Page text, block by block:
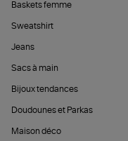
Baskets femme
Sweatshirt
Jeans
Sacs à main
Bijoux tendances
Doudounes et Parkas
Maison déco